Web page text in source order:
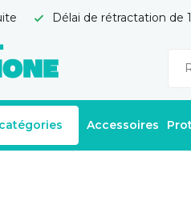
Délai de rétractation de
Accessoires